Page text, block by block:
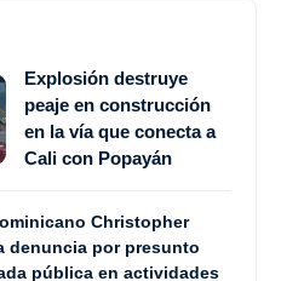
Explosión destruye
peaje en construcción
en la vía que conecta a
Cali con Popayán
Christopher
denuncia por presunto
pública en actividades